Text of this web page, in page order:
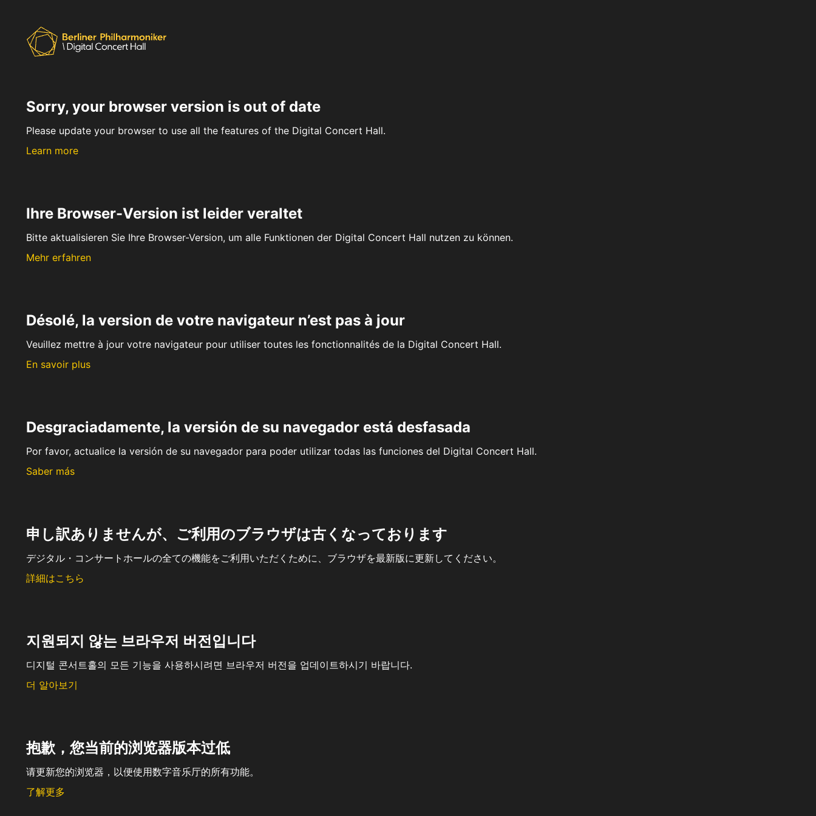
Sorry, your browser version is out of date
Please update your browser to use all the features of the Digital Concert Hall.
Learn more
Ihre Browser-Version ist leider veraltet
Bitte aktualisieren Sie Ihre Browser-Version, um alle Funktionen der Digital Concert Hall nutzen zu können.
Mehr erfahren
Désolé, la version de votre navigateur n’est pas à jour
Veuillez mettre à jour votre navigateur pour utiliser toutes les fonctionnalités de la Digital Concert Hall.
En savoir plus
Desgraciadamente, la versión de su navegador está desfasada
Por favor, actualice la versión de su navegador para poder utilizar todas las funciones del Digital Concert Hall.
Saber más
申し訳ありませんが、ご利用のブラウザは古くなっております
デジタル・コンサートホールの全ての機能をご利用いただくために、ブラウザを最新版に更新してください。
詳細はこちら
지원되지 않는 브라우저 버전입니다
디지털 콘서트홀의 모든 기능을 사용하시려면 브라우저 버전을 업데이트하시기 바랍니다.
더 알아보기
抱歉，您当前的浏览器版本过低
请更新您的浏览器，以便使用数字音乐厅的所有功能。
了解更多